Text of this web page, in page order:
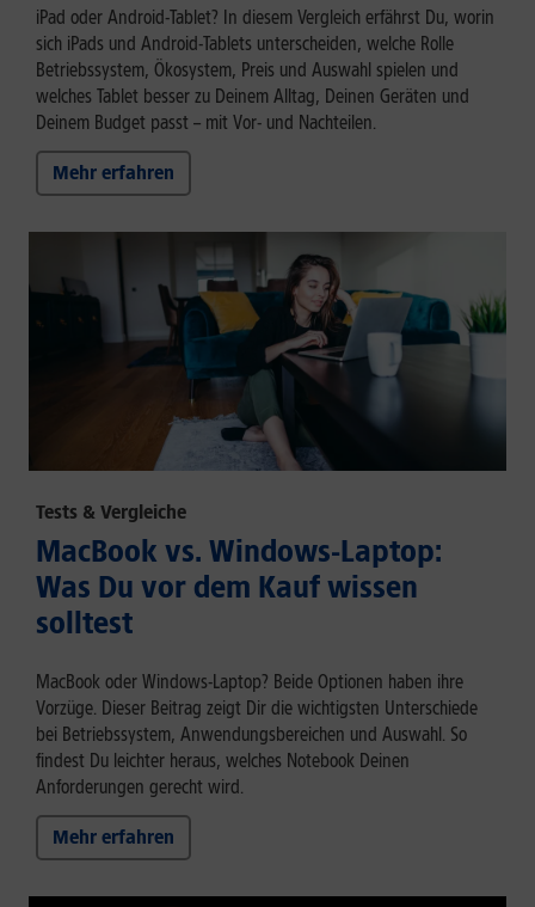
iPad oder Android-Tablet? In diesem Vergleich erfährst Du, worin
sich iPads und Android-Tablets unterscheiden, welche Rolle
Betriebssystem, Ökosystem, Preis und Auswahl spielen und
welches Tablet besser zu Deinem Alltag, Deinen Geräten und
Deinem Budget passt – mit Vor- und Nachteilen.
Mehr erfahren
Tests & Vergleiche
MacBook vs. Windows-Laptop:
Was Du vor dem Kauf wissen
solltest
MacBook oder Windows-Laptop? Beide Optionen haben ihre
Vorzüge. Dieser Beitrag zeigt Dir die wichtigsten Unterschiede
bei Betriebssystem, Anwendungsbereichen und Auswahl. So
findest Du leichter heraus, welches Notebook Deinen
Anforderungen gerecht wird.
Mehr erfahren